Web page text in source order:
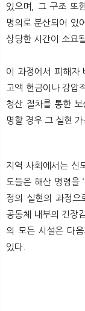
있으며, 그 구조 또
명의로 분산되어 있
상당한 시간이 소요
이 과정에서 피해자
고액 헌금이나 강압
청산 절차를 통한
명할 경우 그 실현
지역 사회에서는 신
도들은 해산 명령을
정의 실현의 과정으
공동체 내부의 긴장
의 모든 시설은 다
있다.